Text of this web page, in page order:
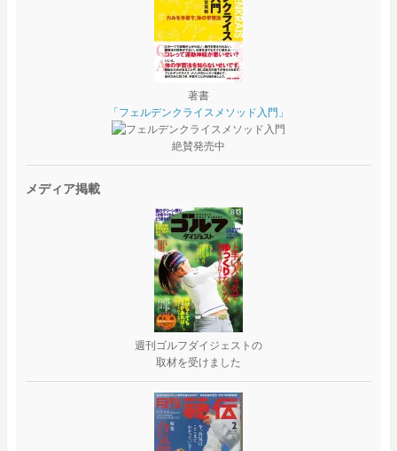
著書
「フェルデンクライスメソッド入門」
絶賛発売中
メディア掲載
週刊ゴルフダイジェストの
取材を受けました